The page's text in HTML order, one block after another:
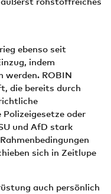
ebenso seit
indem
werden. ROBIN
die bereits durch
oder
und AfD stark
sich in Zeitlupe
auch persönlich